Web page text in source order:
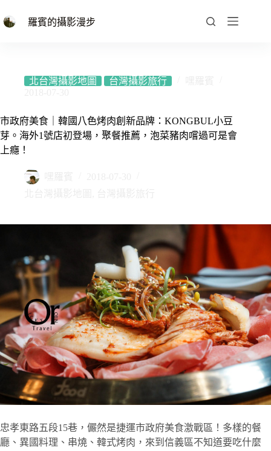
至
羅賓的攝影漫步
北台灣攝影地圖 台灣攝影旅行
市政府美食｜韓國八色烤肉創新品牌：KONGBUL小豆
芽。海外1號店初登場，聚餐推薦，泡菜豬肉嚐過可是會
上癮！
忠孝東路五段15巷，儼然是捷運市政府美食激戰區！多樣的餐
廳、異國料理、串燒、韓式烤肉，來到信義區不知道要吃什麼